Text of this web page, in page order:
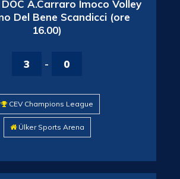
A.Carraro Imoco Volley
Del Bene Scandicci (ore
16.00)
3 - 0
CEV Champions League
Ülker Sports Arena